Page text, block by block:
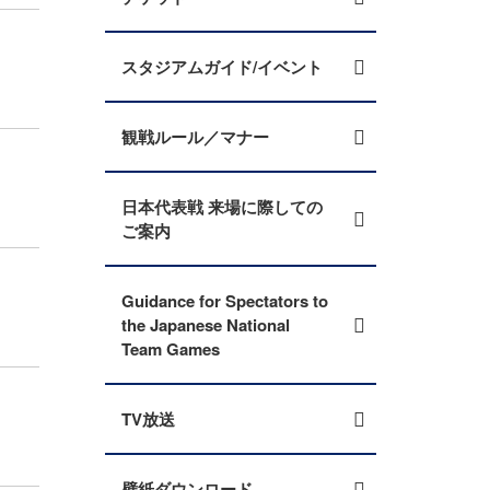
スタジアムガイド/イベント
観戦ルール／マナー
日本代表戦 来場に際しての
ご案内
Guidance for Spectators to
the Japanese National
Team Games
TV放送